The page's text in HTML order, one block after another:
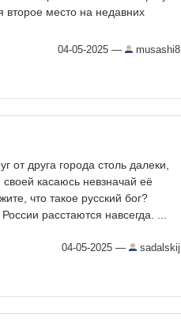
второе место на недавних
04-05-2025 — musashi8
от друга города столь далеки,
касаюсь невзначай её
что такое русский бог?
расстаются навсегда. ...
04-05-2025 — sadalskij